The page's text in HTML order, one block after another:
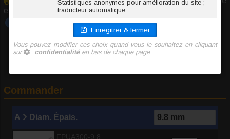
expédié qu'en colis
Tout savoir sur :Sodurètre ou insertion urétrale
Commander
A Diam. Épais.